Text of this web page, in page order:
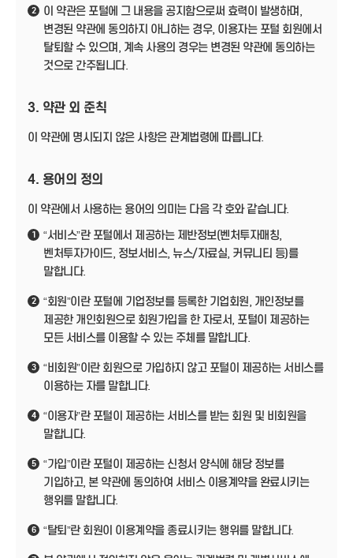
2
이 약관은 포털에 그 내용을 공지함으로써 효력이 발생하며,
변경된 약관에 동의하지 아니하는 경우, 이용자는 포털 회원에서
탈퇴할 수 있으며, 계속 사용의 경우는 변경된 약관에 동의하는
것으로 간주됩니다.
3. 약관 외 준칙
이 약관에 명시되지 않은 사항은 관계법령에 따릅니다.
4. 용어의 정의
이 약관에서 사용하는 용어의 의미는 다음 각 호와 같습니다.
1
“서비스”란 포털에서 제공하는 제반정보(벤처투자매칭,
벤처투자가이드, 정보서비스, 뉴스/자료실, 커뮤니티 등)를
말합니다.
2
“회원”이란 포털에 기업정보를 등록한 기업회원, 개인정보를
제공한 개인회원으로 회원가입을 한 자로서, 포털이 제공하는
모든 서비스를 이용할 수 있는 주체를 말합니다.
3
“비회원”이란 회원으로 가입하지 않고 포털이 제공하는 서비스를
이용하는 자를 말합니다.
4
“이용자”란 포털이 제공하는 서비스를 받는 회원 및 비회원을
말합니다.
5
“가입”이란 포털이 제공하는 신청서 양식에 해당 정보를
기입하고, 본 약관에 동의하여 서비스 이용계약을 완료시키는
행위를 말합니다.
6 “탈퇴”란 회원이 이용계약을 종료시키는 행위를 말합니다.